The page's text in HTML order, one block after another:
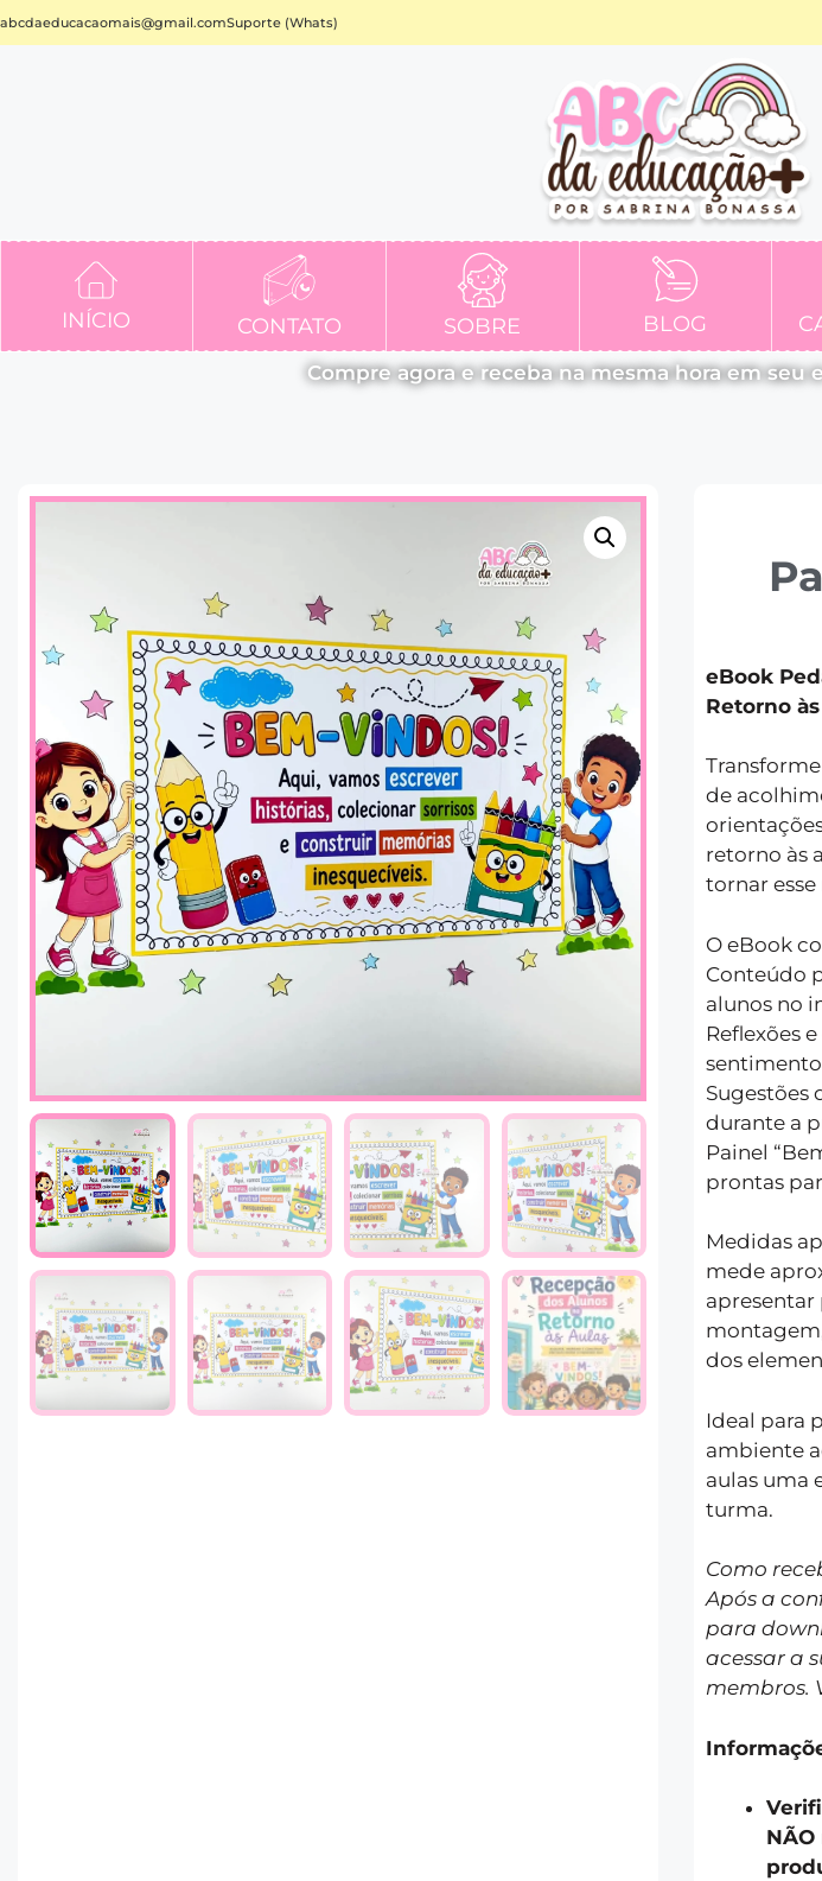
abcdaeducacaomais@gmail.comSuporte (Whats)
INÍCIO CONTATO SOBRE BLOG
Compre agora e receba na mesma hora em seu
eBook
Retorno
de
retorno às
tornar
O eBook
Conteúdo
alunos no
Reflexões
Sugestões
durante a
Painel
prontas
Medidas
mede
apresentar
dos
Ideal para
ambiente
aulas uma
turma.
Como
Após a
para
acessar a
membros.
NÃO